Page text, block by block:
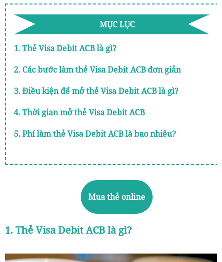
MỤC LỤC
1. Thẻ Visa Debit ACB là gì?
2. Các bước làm thẻ Visa Debit ACB đơn giản
3. Điều kiện để mở thẻ Visa Debit ACB là gì?
4. Thời gian mở thẻ Visa Debit ACB
5. Phí làm thẻ Visa Debit ACB là bao nhiêu?
Mua thẻ online
1. Thẻ Visa Debit ACB là gì?